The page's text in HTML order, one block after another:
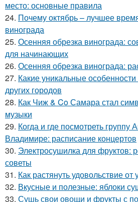
место: основные правила
24. Почему октябрь – лучшее
винограда
25. Осенняя обрезка винограда:
для начинающих
26. Осенняя обрезка винограда:
27. Какие уникальные
других городов
28. Как Чиж & Co Самара стал
музыки
29. Когда и где посмотреть группу
Владимире: расписание концертов
30. Электросушилка для фруктов:
советы
31. Как растянуть удовольствие
32. Вкусные и полезные: яблоки
33. Сушь свои овощи и фрукты с